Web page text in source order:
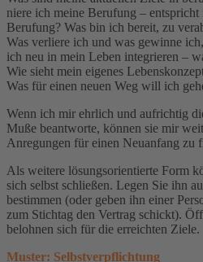
niere ich meine Berufung –
Berufung? Was bin ich bereit, zu
Was verliere ich und was gewinne
ich neu in mein Leben integrieren –
Wie sieht mein eigenes
Was für einen neuen Weg will ich
Wenn ich mir ehrlich und aufrichtig
Muße beantworte, können sie mir
Anregungen für einen Neuanfang zu
Als weitere lösungsorientierte Form
sich selbst schließen. Legen Sie ihn
bestimmen (oder geben ihn einer
zum Stichtag den Vertrag schickt).
belohnen sich für die erreichten Ziele.
Muster: Selbstverpflichtung